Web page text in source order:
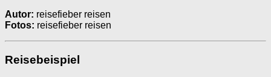
Autor: reisefieber reisen
Fotos: reisefieber reisen
Reisebeispiel